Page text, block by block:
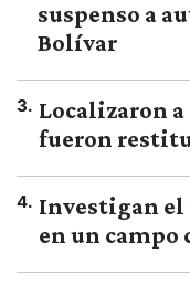
suspenso a
Bolívar
3. Localizaron
fueron
4. Investigan el
en un campo